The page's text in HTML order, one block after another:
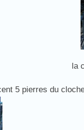
la
5 pierres du